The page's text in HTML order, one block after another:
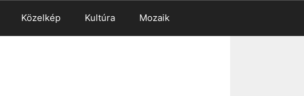
Közelkép Kultúra Mozaik